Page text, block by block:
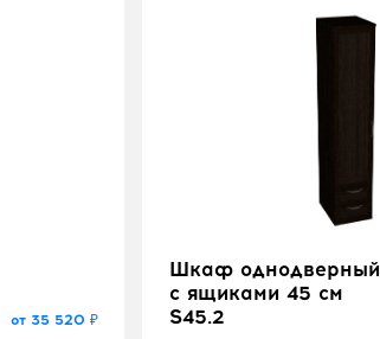
от 35 520 ₽
Шкаф однодверный
с ящиками 45 см
S45.2